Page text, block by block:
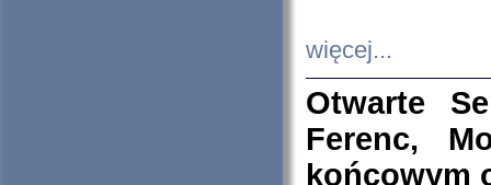
więcej...
Otwarte
Ferenc,
końcowym